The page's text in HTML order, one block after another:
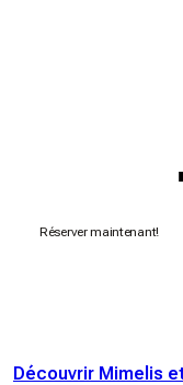
Réserver maintenant!
Découvrir Mimelis